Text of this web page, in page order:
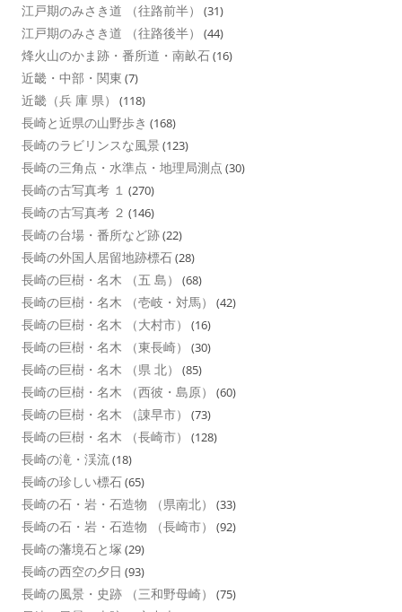
江戸期のみさき道 （往路前半） (31)
江戸期のみさき道 （往路後半） (44)
烽火山のかま跡・番所道・南畝石(16)
近畿・中部・関東 (7)
近畿（兵 庫 県） (118)
長崎と近県の山野歩き (168)
長崎のラビリンスな風景 (123)
長崎の三角点・水準点・地理局測点 (30)
長崎の古写真考 １ (270)
長崎の古写真考 ２ (146)
長崎の台場・番所など跡(22)
長崎の外国人居留地跡標石(28)
長崎の巨樹・名木 （五 島） (68)
長崎の巨樹・名木 （壱岐・対馬） (42)
長崎の巨樹・名木 （大村市） (16)
長崎の巨樹・名木 （東長崎） (30)
長崎の巨樹・名木 （県 北） (85)
長崎の巨樹・名木 （西彼・島原） (60)
長崎の巨樹・名木 （諌早市） (73)
長崎の巨樹・名木 （長崎市） (128)
長崎の滝・渓流(18)
長崎の珍しい標石(65)
長崎の石・岩・石造物 （県南北） (33)
長崎の石・岩・石造物 （長崎市） (92)
長崎の藩境石と塚 (29)
長崎の西空の夕日 (93)
長崎の風景・史跡 （三和野母崎） (75)